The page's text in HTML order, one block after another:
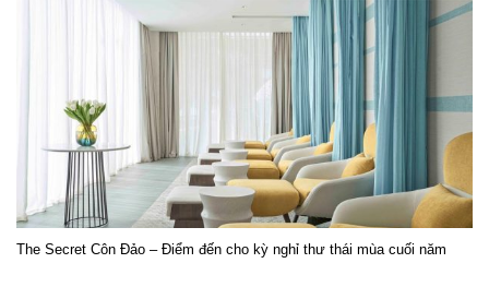
The Secret Côn Đảo – Điểm đến cho kỳ nghỉ thư thái mùa cuối năm